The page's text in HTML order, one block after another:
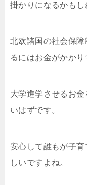
掛かりになるかもし
北欧諸国の社会保
るにはお金がかかり
大学進学させるお
いはずです。
安心して誰もが子
しいですよね。